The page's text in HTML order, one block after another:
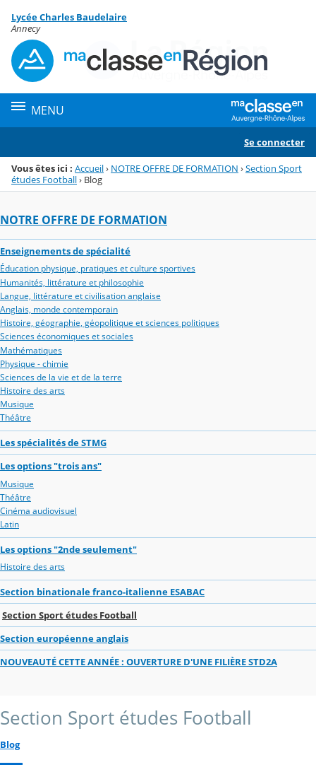
Menu de la rubrique
Contenu
Lycée Charles Baudelaire
Annecy
MENU
Se connecter
Vous êtes ici : Accueil› NOTRE OFFRE DE FORMATION ›Section Sport
études Football› Blog
NOTRE OFFRE DE FORMATION
Enseignements de spécialité
Éducation physique, pratiques et culture sportives
Humanités, littérature et philosophie
Langue, littérature et civilisation anglaise
Anglais, monde contemporain
Histoire, géographie, géopolitique et sciences politiques
Sciences économiques et sociales
Mathématiques
Physique - chimie
Sciences de la vie et de la terre
Histoire des arts
Musique
Théâtre
Les spécialités de STMG
Les options "trois ans"
Musique
Théâtre
Cinéma audiovisuel
Latin
Les options "2nde seulement"
Histoire des arts
Section binationale franco-italienne ESABAC
Section Sport études Football
Section européenne anglais
NOUVEAUTÉ CETTE ANNÉE : OUVERTURE D'UNE FILIÈRE STD2A
Section Sport études Football
Blog